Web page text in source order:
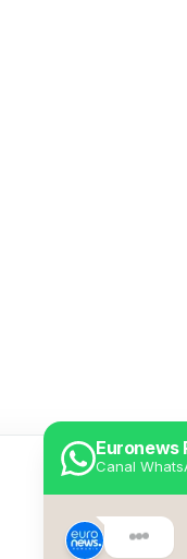
Euronews
Canal